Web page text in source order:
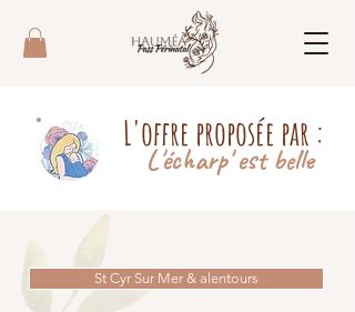
L'offre proposée par :
L'écharp' est belle
St Cyr Sur Mer & alentours